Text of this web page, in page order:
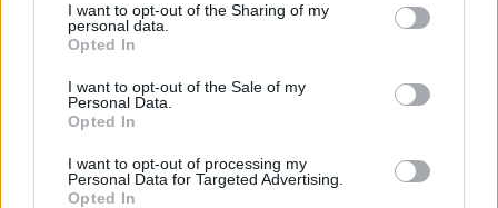
not limited to your visit or usage behaviour. You may click to
grant or deny consent to Google and its third-party tags to
use your data for below specified purposes in below Google
consent section.
I want to opt-out of the Sharing of my
personal data.
Opted In
I want to opt-out of the Sale of my
Personal Data.
Opted In
I want to opt-out of processing my
Personal Data for Targeted Advertising.
Opted In
április 1. 21:00 Liselotte és a Május
április 2. 19:00 A Kurtizán
április 2. 20:00 Galaxis útikalauz stopposoknak
április 3. 19:00 Természetes leszek!
április 3. 20:00 Nagy Ma-Marathon impro show -
Fesztiválzáró